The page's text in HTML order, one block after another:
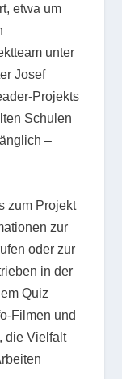
etwa um
unter
Josef
Projekts
Schulen
–
zum Projekt
zur
oder zur
in der
Quiz
Filmen und
die Vielfalt